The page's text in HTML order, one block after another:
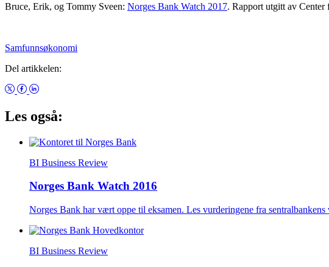
Bruce, Erik, og Tommy Sveen: Norges Bank Watch 2017. Rapport utgitt av
Samfunnsøkonomi
Del artikkelen:
Les også:
BI Business Review
Norges Bank Watch 2016
Norges Bank har vært oppe til eksamen. Les vurderingene fra
BI Business Review